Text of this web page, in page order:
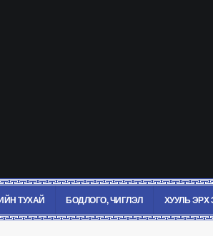
ТУХАЙ БОДЛОГО, ЧИГЛЭЛ ХУУЛЬ ЭРХ